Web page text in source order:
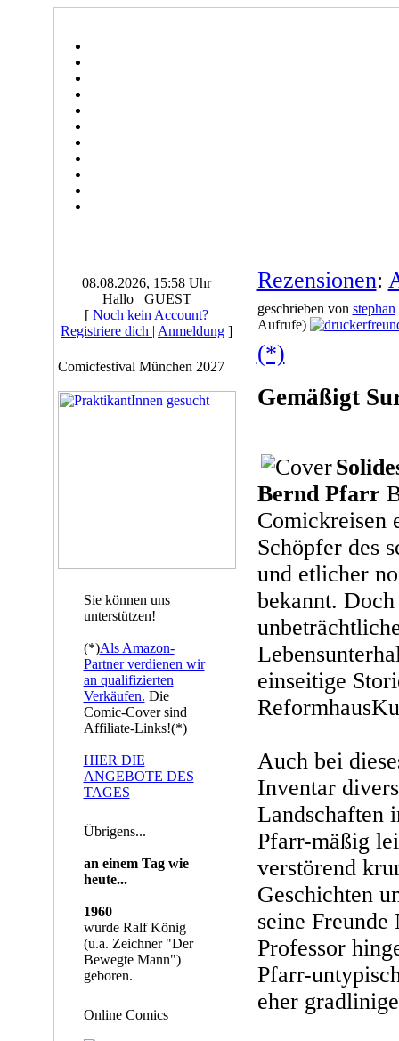
08.08.2026, 15:58 Uhr
Hallo _GUEST
[ Noch kein Account?
Registriere dich | Anmeldung ]
Comicfestival München 2027
Sie können uns
unterstützen!
(*)Als Amazon-
Partner verdienen wir
an qualifizierten
Verkäufen. Die
Comic-Cover sind
Affiliate-Links!(*)
HIER DIE
ANGEBOTE DES
TAGES
Übrigens...
an einem Tag wie
heute...
1960
wurde Ralf König
(u.a. Zeichner "Der
Bewegte Mann")
geboren.
Online Comics
Rezensionen:
geschrieben von stephan
Aufrufe)
(*)
Gemäßigt
Bernd Pfarr
Comickreisen
Schöpfer des
und etlicher
bekannt.
einseitige
Auch bei
Inventar
Landschaften
Pfarr-mäßig
verstörend
Geschichten
seine
Professor
Pfarr-
eher